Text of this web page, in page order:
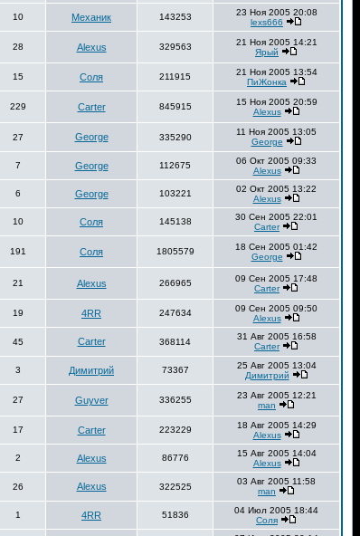
10 Механик 143253
23 Ноя 2005 20:08
lexs666
28 Alexus 329563
21 Ноя 2005 14:21
Ярый
15 Соля 211915
21 Ноя 2005 13:54
ПиЖонка
229 Carter 845915
15 Ноя 2005 20:59
Alexus
27 George 335290
11 Ноя 2005 13:05
George
7 George 112675
06 Окт 2005 09:33
Alexus
6 George 103221
02 Окт 2005 13:22
Alexus
10 Соля 145138
30 Сен 2005 22:01
Carter
191 Соля 1805579
18 Сен 2005 01:42
George
21 Alexus 266965
09 Сен 2005 17:48
Carter
19 4RR 247634
09 Сен 2005 09:50
Alexus
45 Carter 368114
31 Авг 2005 16:58
Carter
3 Димитрий 73367
25 Авг 2005 13:04
Димитрий
27 Guyver 336255
23 Авг 2005 12:21
man
17 Carter 223229
18 Авг 2005 14:29
Alexus
2 Alexus 86776
15 Авг 2005 14:04
Alexus
26 Alexus 322525
03 Авг 2005 11:58
man
1 4RR 51836
04 Июл 2005 18:44
Соля